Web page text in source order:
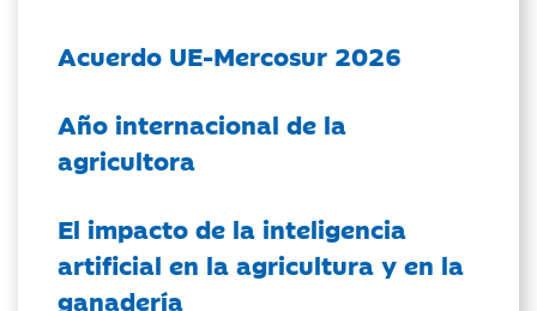
Acuerdo UE-Mercosur 2026
Año internacional de la
agricultora
El impacto de la inteligencia
artificial en la agricultura y en la
ganadería